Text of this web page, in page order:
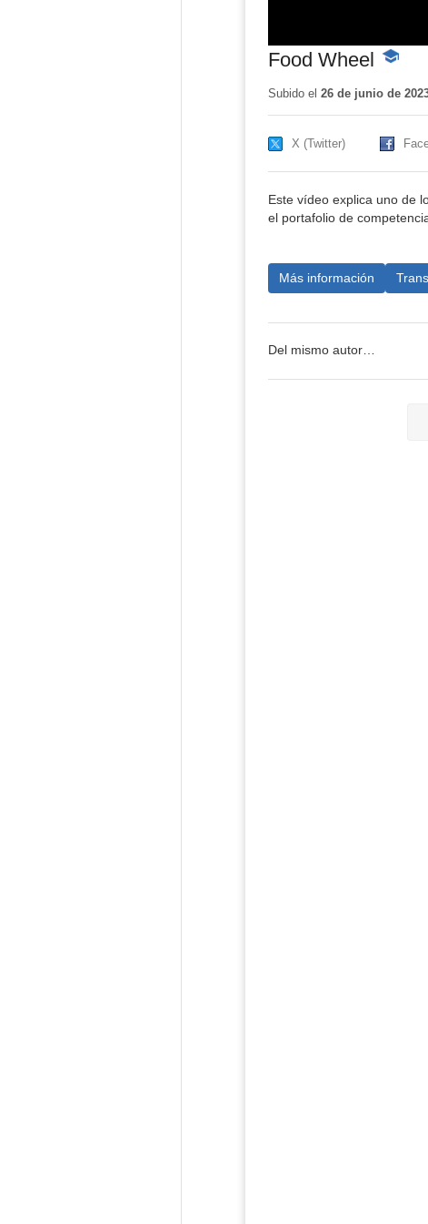
Food Wheel
-
Subido el 26 de junio de
X (Twitter)
Este vídeo explica uno de
el portafolio de
Más información
Del mismo autor…